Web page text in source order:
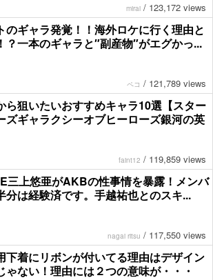
mirai / 123,172 views
のギャラ発覚！！海外ロケに行く理由と
一本のギャラと″副産物″がエグかっ...
ペコ / 121,789 views
ら狙いたいおすすめキャラ10選【スター
ズギャラクシーオブヒーローズ銀河の英
faint12 / 119,859 views
三上悠亜がAKBの性事情を暴露！メンバ
分は経験済です。手越祐也とのスキ...
nagai ritsu / 117,550 views
下着にリボンが付いてる理由はデザイン
ゃない！理由には２つの意味が・・・